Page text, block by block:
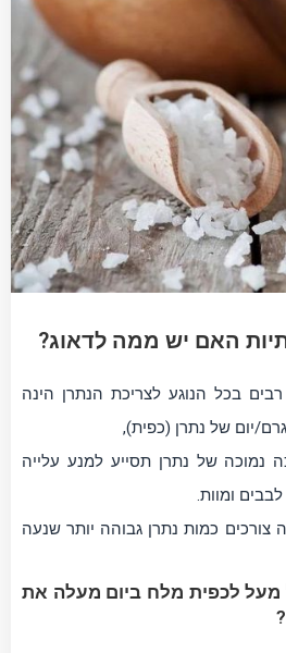
האם יש ממה לדאוג?
בכל הנוגע לצריכת הנתרן הינה
נמוכה של נתרן תסייע למנע עלייה
ומוות.
צורכים כמות נתרן גבוהה יותר שנעה
לכפית מלח ביום מעלה את